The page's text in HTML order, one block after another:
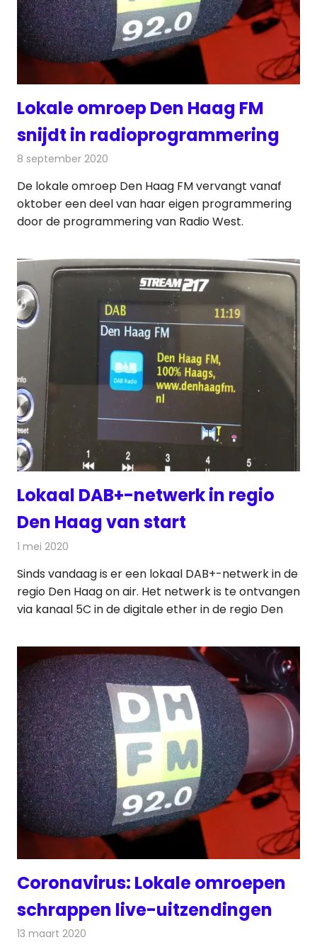
Lokale omroep Den Haag FM
snijdt in radioprogrammering
8 september 2020
De lokale omroep Den Haag FM vervangt vanaf
oktober een deel van haar eigen programmering
door de programmering van Radio West.
Lokaal DAB+-netwerk in regio
Den Haag van start
1 mei 2020
Sinds vandaag is er een lokaal DAB+-netwerk in de
regio Den Haag on air. Het netwerk is te ontvangen
via kanaal 5C in de digitale ether in de regio Den
Coronavirus: Lokale omroepen
schrappen live-uitzendingen
13 maart 2020